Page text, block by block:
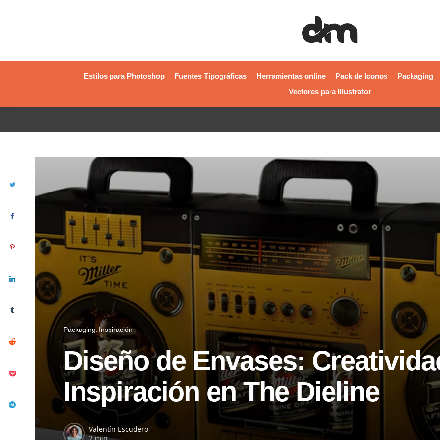
Estilos para Photoshop Fuentes Tipográficas Herramientas online Pack de Iconos
Packaging
Vectores para Illustrator
Packaging Inspiración
Diseño de Envases:
Inspiración en The Dieline
Valentín Escudero
2 min